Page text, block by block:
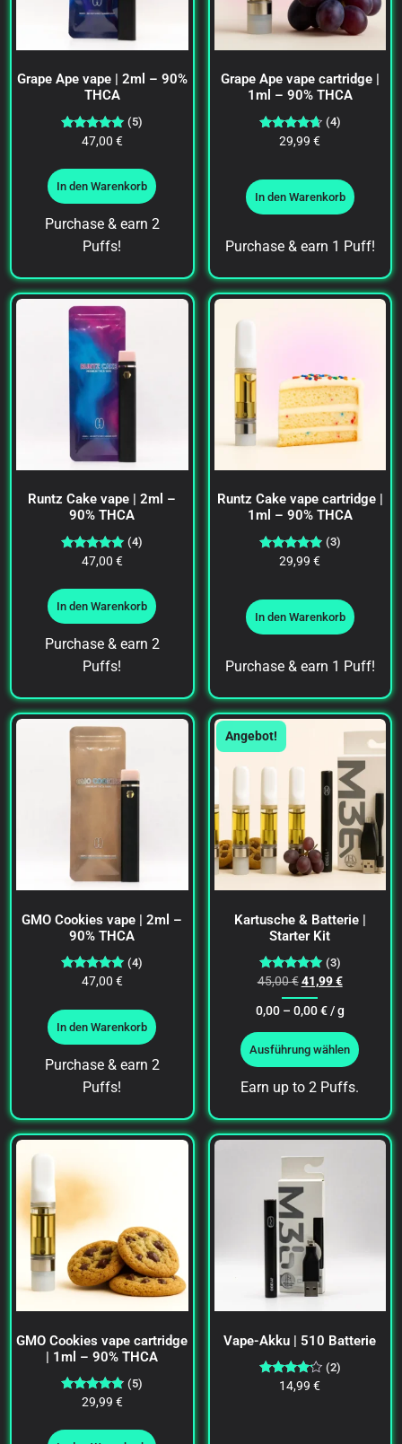
Grape Ape vape | 2ml – 90%
THCA
Bewertet
mit
(5)
47,00 €
In den Warenkorb
Purchase & earn 2
Puffs!
Grape Ape vape cartridge |
1ml – 90% THCA
Bewertet
mit
(4)
29,99€
In den Warenkorb
Purchase & earn 1 Puff!
Runtz Cake vape | 2ml –
90% THCA
Bewertet
mit
(4)
47,00 €
In den Warenkorb
Purchase & earn 2
Puffs!
Runtz Cake vape cartridge |
1ml – 90% THCA
Bewertet
mit
(3)
29,99€
In den Warenkorb
Purchase & earn 1 Puff!
GMO Cookies vape | 2ml –
90% THCA
Bewertet
mit
(4)
47,00 €
In den Warenkorb
Purchase & earn 2
Puffs!
Angebot!
Kartusche & Batterie |
Starter Kit
Bewertet
mit
5.00
von 5
(3)
45,00€ 41,99€
0,00 – 0,00€/ g
Ausführung wählen
Earn up to 2 Puffs.
GMO Cookies vape cartridge
| 1ml – 90% THCA
Bewertet
(5)
29,99 €
Vape-Akku | 510 Batterie
Bewertet
(2)
14,99€